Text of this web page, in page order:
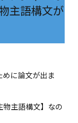
主語構文が
に論文が出ま
物主語構文】なの